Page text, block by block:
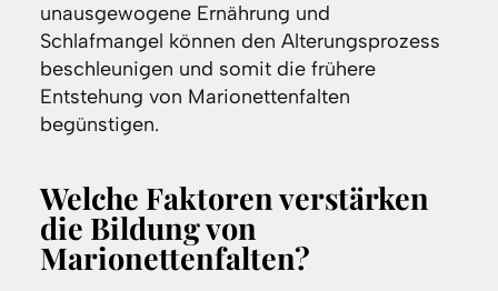
unausgewogene Ernährung und
Schlafmangel können den Alterungsprozess
beschleunigen und somit die frühere
Entstehung von Marionettenfalten
begünstigen.
Welche Faktoren verstärken
die Bildung von
Marionettenfalten?